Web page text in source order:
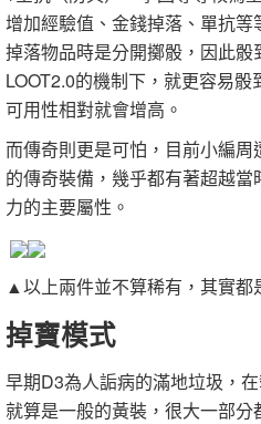
增加經驗值、金錢掉落、單抗
掉落物品時是分開擲骰，因此
LOOT2.0的機制下，就更容易
可用性相對就會增高。
而傳奇則更是可怕，目前小編
的傳奇裝備，幾乎都有著超越
力的主要屬性。
▲以上兩件並不算稀有，其實都
掉寶模式
早期D3為人詬病的滿地垃圾，
就算是一般的黃裝，很大一部